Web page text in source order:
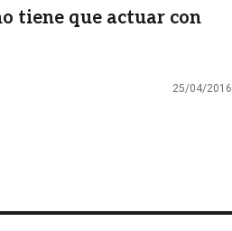
tiene que actuar con
25/04/2016